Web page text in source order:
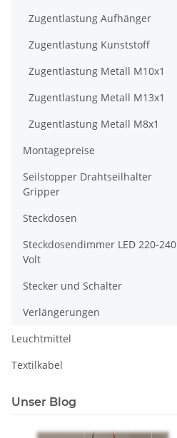
Zugentlastung Aufhänger
Zugentlastung Kunststoff
Zugentlastung Metall M10x1
Zugentlastung Metall M13x1
Zugentlastung Metall M8x1
Montagepreise
Seilstopper Drahtseilhalter
Gripper
Steckdosen
Steckdosendimmer LED 220-240
Volt
Stecker und Schalter
Verlängerungen
Leuchtmittel
Textilkabel
Unser Blog